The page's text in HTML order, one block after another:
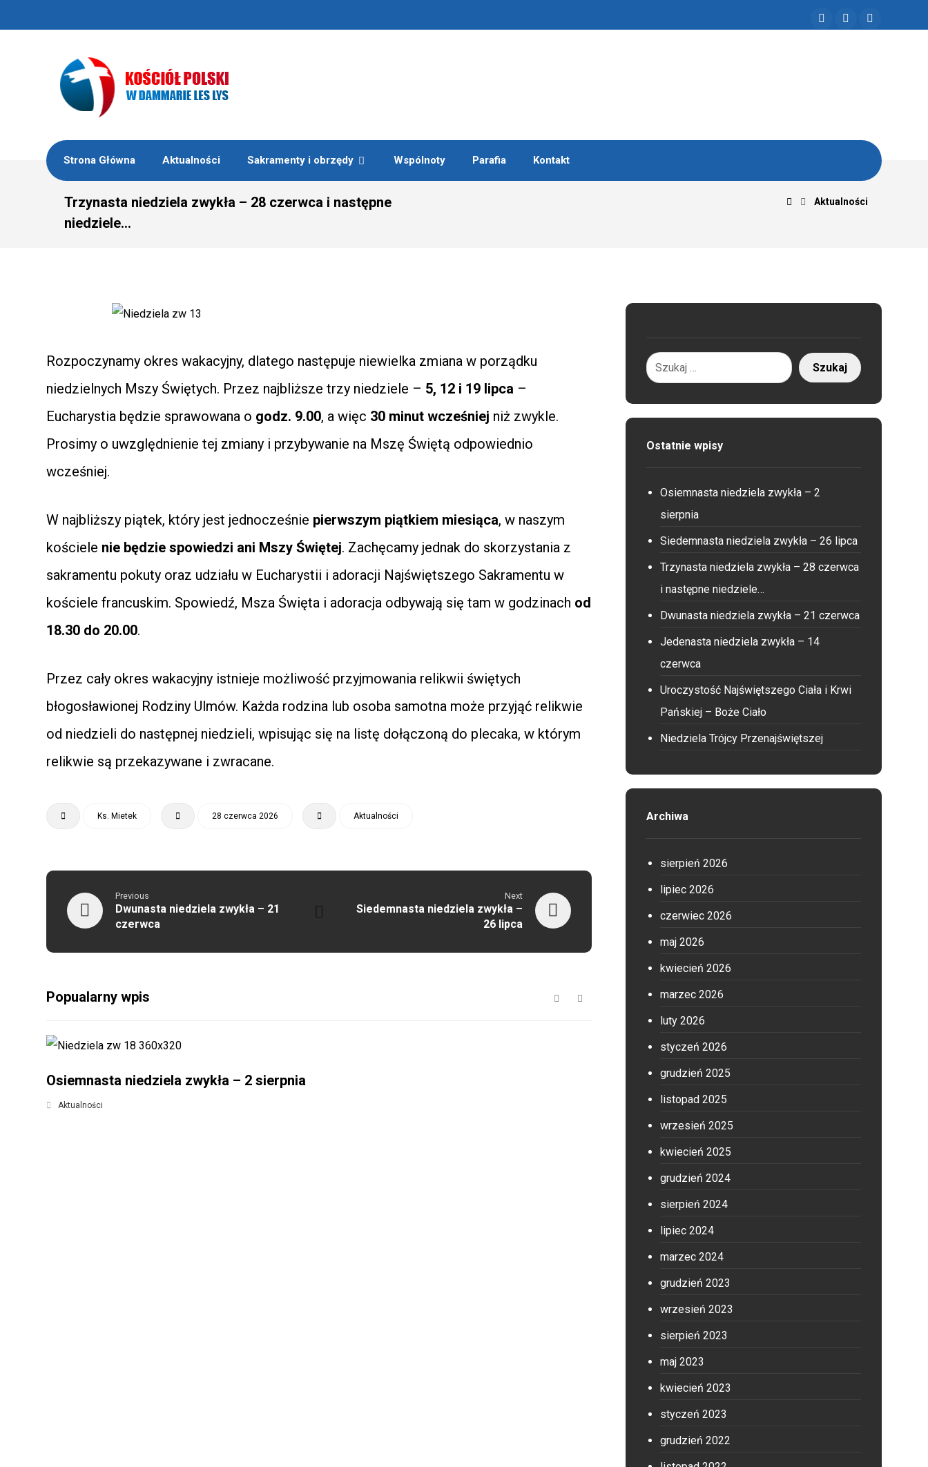
Strona Główna Aktualności Sakramenty i obrzędy Wspólnoty Parafia Kontakt
Trzynasta niedziela zwykła – 28 czerwca i następne
niedziele…
Aktualności
Rozpoczynamy okres wakacyjny, dlatego następuje niewielka zmiana w porządku
niedzielnych Mszy Świętych. Przez najbliższe trzy niedziele – 5, 12 i 19 lipca –
Eucharystia będzie sprawowana o godz. 9.00, a więc 30 minut wcześniej niż zwykle.
Prosimy o uwzględnienie tej zmiany i przybywanie na Mszę Świętą odpowiednio
wcześniej.
W najbliższy piątek, który jest jednocześnie pierwszym piątkiem miesiąca, w naszym
kościele nie będzie spowiedzi ani Mszy Świętej. Zachęcamy jednak do skorzystania z
sakramentu pokuty oraz udziału w Eucharystii i adoracji Najświętszego Sakramentu w
kościele francuskim. Spowiedź, Msza Święta i adoracja odbywają się tam w godzinach od
18.30 do 20.00.
Przez cały okres wakacyjny istnieje możliwość przyjmowania relikwii świętych
błogosławionej Rodziny Ulmów. Każda rodzina lub osoba samotna może przyjąć relikwie
od niedzieli do następnej niedzieli, wpisując się na listę dołączoną do plecaka, w którym
relikwie są przekazywane i zwracane.
Ks. Mietek 28 czerwca 2026 Aktualności
Previous
Dwunasta niedziela zwykła – 21
czerwca
Next
Siedemnasta niedziela zwykła –
26 lipca
Popualarny wpis
Osiemnasta niedziela zwykła – 2 sierpnia
Aktualności
Ostatnie wpisy
Osiemnasta niedziela zwykła – 2
sierpnia
Siedemnasta niedziela zwykła – 26 lipca
Trzynasta niedziela zwykła – 28 czerwca
i następne niedziele…
Dwunasta niedziela zwykła – 21 czerwca
Jedenasta niedziela zwykła – 14
czerwca
Uroczystość Najświętszego Ciała i Krwi
Pańskiej – Boże Ciało
Niedziela Trójcy Przenajświętszej
Archiwa
sierpień 2026
lipiec 2026
czerwiec 2026
maj 2026
kwiecień 2026
marzec 2026
luty 2026
styczeń 2026
grudzień 2025
listopad 2025
wrzesień 2025
kwiecień 2025
grudzień 2024
sierpień 2024
lipiec 2024
marzec 2024
grudzień 2023
wrzesień 2023
sierpień 2023
maj 2023
kwiecień 2023
styczeń 2023
grudzień 2022